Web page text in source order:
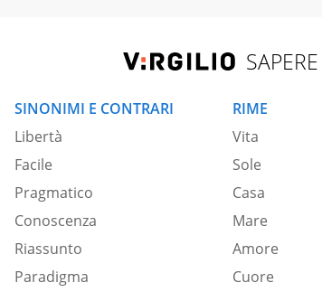
SAPERE
SINONIMI E CONTRARI
Libertà
Facile
Pragmatico
Conoscenza
Riassunto
Paradigma
RIME
Vita
Sole
Casa
Mare
Amore
Cuore